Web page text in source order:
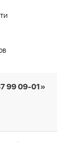
99 09-01»